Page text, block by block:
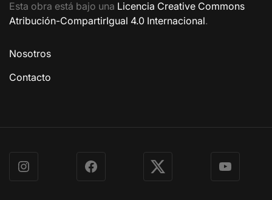
Esta obra está bajo una Licencia Creative Commons
Atribución-CompartirIgual 4.0 Internacional.
Nosotros
Contacto
Instagram Facebook X YouTube